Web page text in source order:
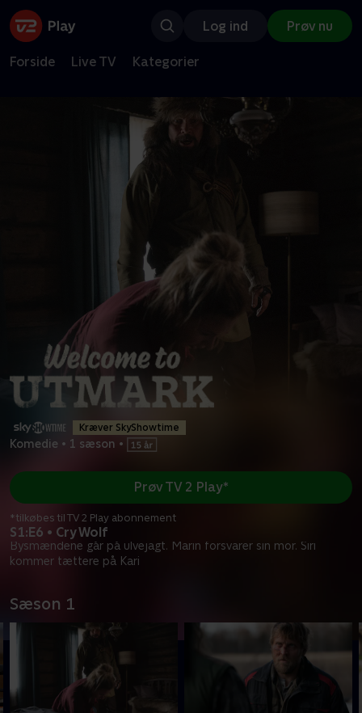
Log ind Prøv nu
Forside Live TV Kategorier
Kræver SkyShowtime
Komedie • 1 sæson •
S1:E6 • Cry Wolf
Bysmændene går på ulvejagt. Marin forsvarer sin mor. Siri
kommer tættere på Kari
Prøv TV 2 Play*
*tilkøbes til TV 2 Play abonnement
Sæson 1